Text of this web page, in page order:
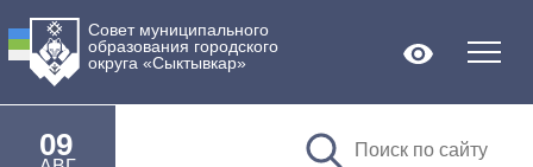
Совет муниципального
образования городского
округа «Сыктывкар»
09
Версия